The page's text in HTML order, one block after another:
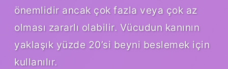
önemlidir ancak çok fazla veya çok az
olması zararlı olabilir. Vücudun kanının
yaklaşık yüzde 20’si beyni beslemek için
kullanılır.